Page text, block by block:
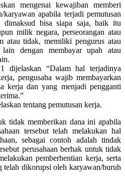
mengenai kewajiban memberi
karyawan apabila terjadi pemutusan
dimaksud bisa siapa saja, baik itu
milik negara, perseorangan atau
atau tidak, memiliki pengurus atau
lain dengan membayar upah atau
dijelaskan “Dalam hal terjadinya
pengusaha wajib membayarkan
kerja dan yang menjadi pengganti
tentang pemutusan kerja.
tidak memberikan dana ini apabila
tersebut telah melakukan hal
sebagai contoh adalah tindak
perusahaan berhak untuk tidak
pemberhentian kerja, serta
telah dikorupsi oleh karyawan/buruh